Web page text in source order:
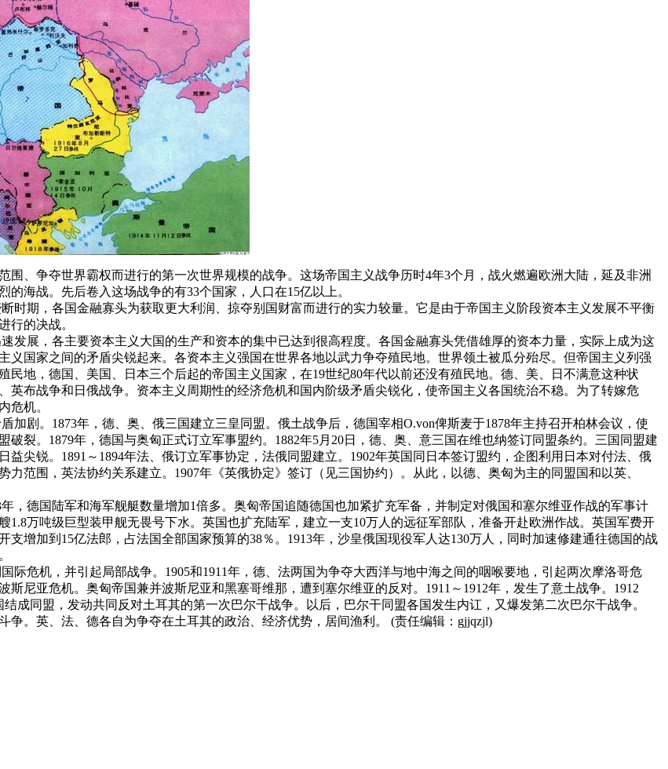
围、争夺世界霸权而进行的第一次世界规模的战争。这场帝国主义战争历时4年3个月，战火燃遍欧洲大陆，延及非洲
海战。先后卷入这场战争的有33个国家，人口在15亿以上。
时期，各国金融寡头为获取更大利润、掠夺别国财富而进行的实力较量。它是由于帝国主义阶段资本主义发展不平衡
行的决战。
发展，各主要资本主义大国的生产和资本的集中已达到很高程度。各国金融寡头凭借雄厚的资本力量，实际上成为这
国家之间的矛盾尖锐起来。各资本主义强国在世界各地以武力争夺殖民地。世界领土被瓜分殆尽。但帝国主义列强
地，德国、美国、日本三个后起的帝国主义国家，在19世纪80年代以前还没有殖民地。德、美、日不满意这种状
英布战争和日俄战争。资本主义周期性的经济危机和国内阶级矛盾尖锐化，使帝国主义各国统治不稳。为了转嫁危
危机。
加剧。1873年，德、奥、俄三国建立三皇同盟。俄土战争后，德国宰相O.von俾斯麦于1878年主持召开柏林会议，使
裂。1879年，德国与奥匈正式订立军事盟约。1882年5月20日，德、奥、意三国在维也纳签订同盟条约。三国同盟建
尖锐。1891～1894年法、俄订立军事协定，法俄同盟建立。1902年英国同日本签订盟约，企图利用日本对付法、俄
范围，英法协约关系建立。1907年《英俄协定》签订（见三国协约）。从此，以德、奥匈为主的同盟国和以英、
，德国陆军和海军舰艇数量增加1倍多。奥匈帝国追随德国也加紧扩充军备，并制定对俄国和塞尔维亚作战的军事计
万吨级巨型装甲舰无畏号下水。英国也扩充陆军，建立一支10万人的远征军部队，准备开赴欧洲作战。英国军费开
支增加到15亿法郎，占法国全部国家预算的38％。1913年，沙皇俄国现役军人达130万人，同时加速修建通往德国的战
际危机，并引起局部战争。1905和1911年，德、法两国为争夺大西洋与地中海之间的咽喉要地，引起两次摩洛哥危
尼亚危机。奥匈帝国兼并波斯尼亚和黑塞哥维那，遭到塞尔维亚的反对。1911～1912年，发生了意土战争。1912
成同盟，发动共同反对土耳其的第一次巴尔干战争。以后，巴尔干同盟各国发生内讧，又爆发第二次巴尔干战争。
。英、法、德各自为争夺在土耳其的政治、经济优势，居间渔利。 (责任编辑：gjjqzjl)